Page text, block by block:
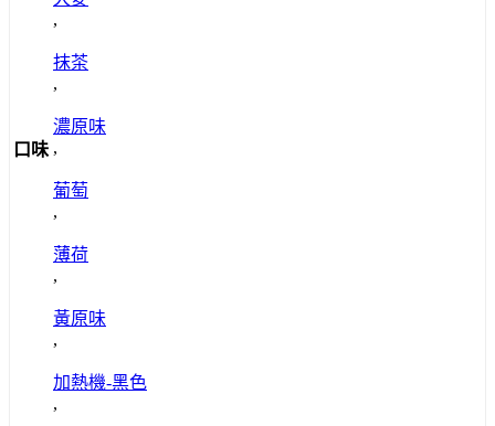
口味
,
抹茶
,
濃原味
,
葡萄
,
薄荷
,
黃原味
,
加熱機-黑色
,